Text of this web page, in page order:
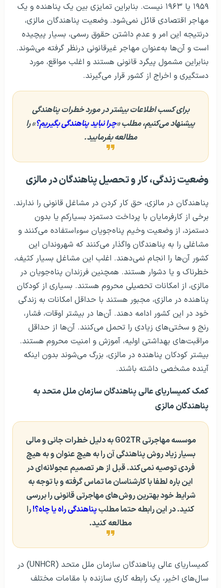
۱۹۵۹ یا ۱۹۶۳ نیست. بنابراین تمایزی بین یک پناهنده و یک
مهاجر اقتصادی قائل نمی‌شود. وضعیت پناهندگان مالزی،
درنتیجه این امر و عدم داشتن حقوق رسمی، بسیار پیچیده
است و آن‌ها به‌عنوان مهاجر غیرقانونی درنظر گرفته می‌شوند.
بنابراین مشمول پیگرد قانونی هستند و اغلب مواقع، مورد
دستگیری و اخراج از کشور قرار می‌گیرند.
برای کسب اطلاعات بیشتر در مورد خطرات پناهندگی
پیشنهاد می‌کنیم، مطلب «چرا نباید پناهندگی بگیریم؟» را
مطالعه بفرمایید.
وضعیت زندگی، کار و تحصیل پناهندگان در مالزی
پناهندگان در مالزی، حق کار کردن در مشاغل قانونی را ندارند.
برخی از کارفرمایان با پرداخت دستمزد بسیارکم یا بدون
دستمزد، از وضعیت وخیم پناه‌جویان سوءاستفاده می‌کنند و
مشاغلی را به پناهندگان واگذار می‌کنند که شهروندان این
کشور آن‌ها را انجام نمی‌دهند. اغلب این مشاغل بسیار کثیف،
خطرناک و یا دشوار هستند. همچنین فرزندان پناه‌جویان در
مالزی، از امکانات تحصیلی محروم هستند. بسیاری از کودکان
پناهنده در مالزی، مجبور هستند با حداقل امکانات به زندگی
خود در این کشور ادامه دهند. آن‌ها در بیشتر اوقات، فشار،
رنج و سختی‌های زیادی را تحمل می‌کنند. آن‌ها از حداقل
مراقبت‌های بهداشتی اولیه، آموزش و امنیت محروم هستند.
بیشتر کودکان پناهنده در مالزی، بزرگ می‌شوند بدون اینکه
آینده مشخصی داشته باشند.
کمک کمیساریای عالی پناهندگان سازمان ملل متحد به
پناهندگان مالزی
موسسه مهاجرتی GO2TR به دلیل خطرات جانی و مالی
بسیار زیاد روش پناهندگی آن را به هیچ عنوان و به هیچ
فردی توصیه نمی‌کند. قبل از هر تصمیم عجولانه‌ای در
این باره لطفا با کارشناسان ما تماس گرفته و با توجه به
شرایط خود بهترین روش‌های مهاجرتی قانونی را بررسی
کنید.در این رابطه حتما مطلبپناهندگی راه یا چاه؟!را
مطالعه کنید.
کمیساریای عالی پناهندگان سازمان ملل متحد (UNHCR) در
سال‌های اخیر، یک رابطه کاری سازنده با مقامات مختلف